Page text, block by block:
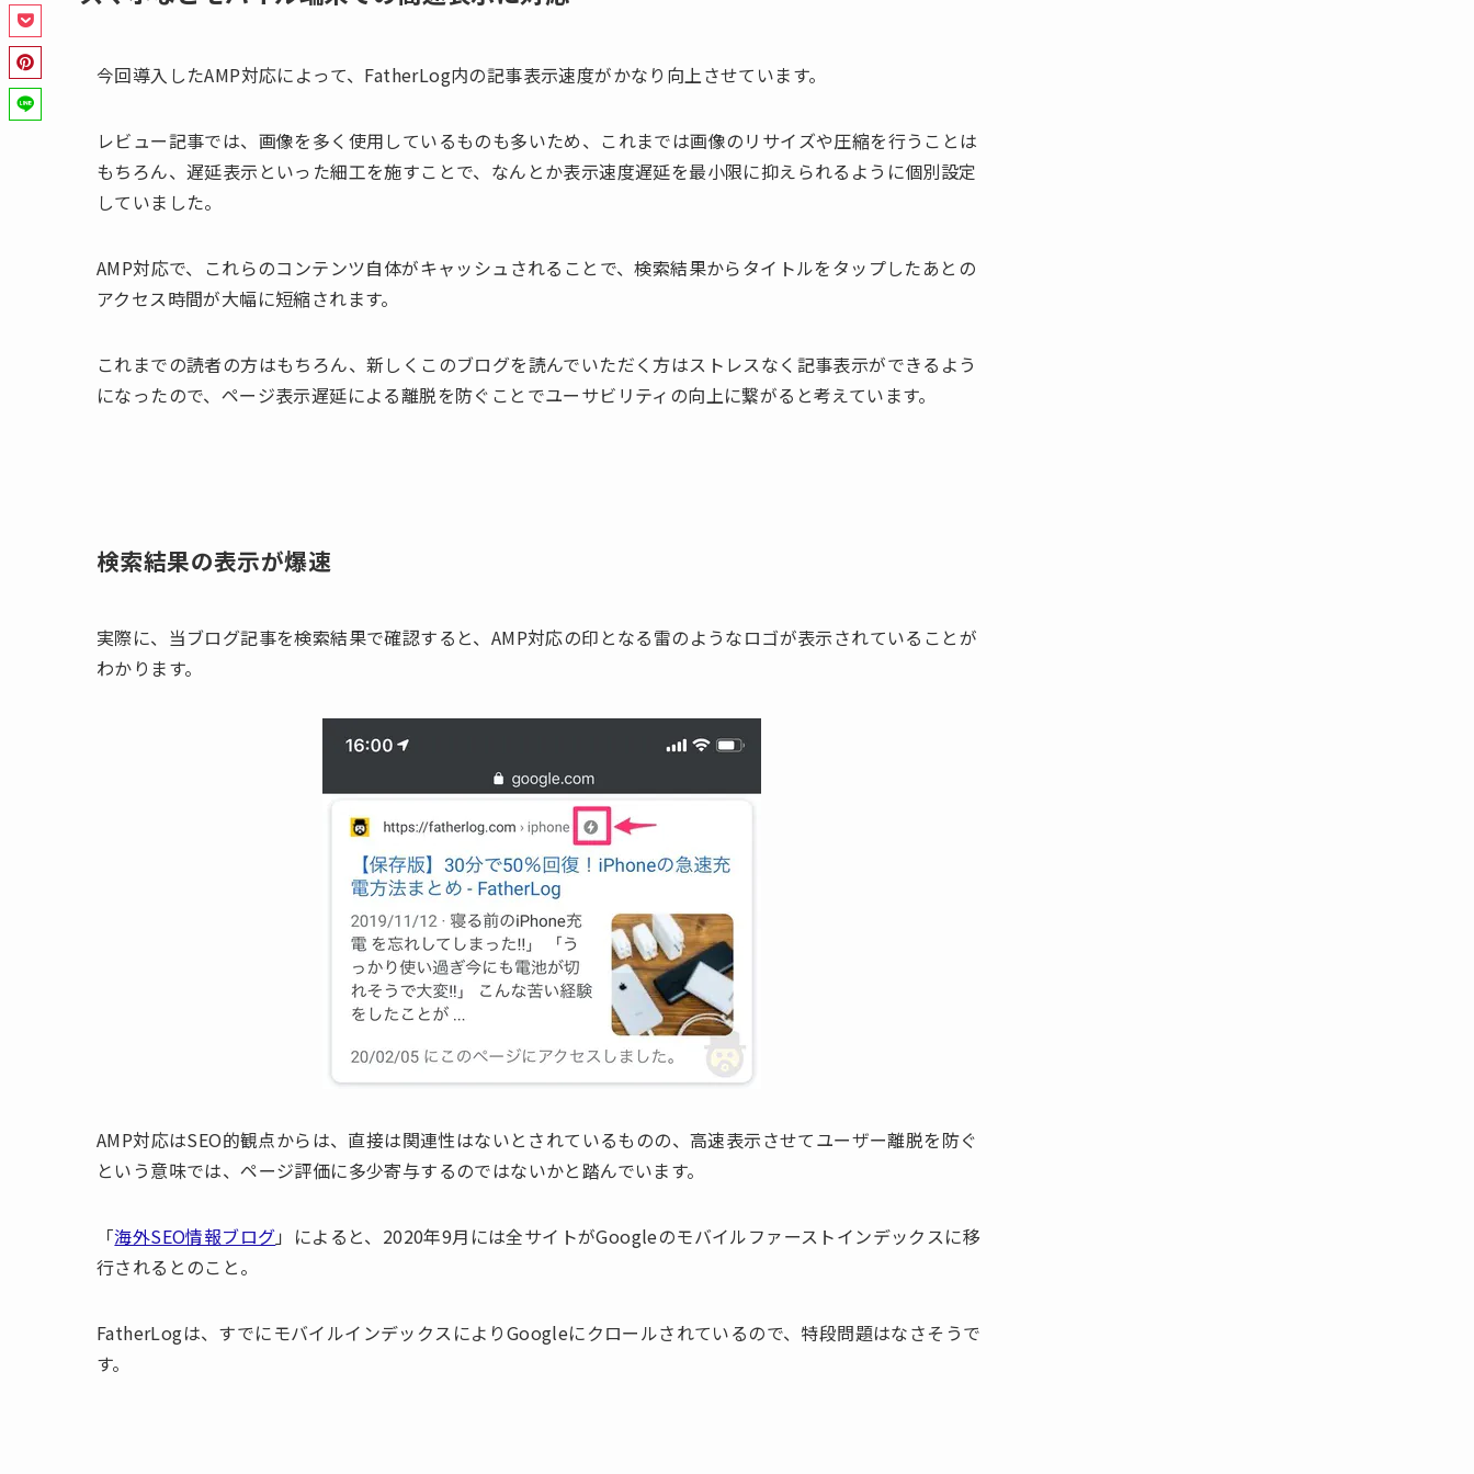
今回導入したAMP対応によって、FatherLog内の記事表示速度がかなり向上させています。
レビュー記事では、画像を多く使用しているものも多いため、これまでは画像のリサイズや圧縮を行うことは
もちろん、遅延表示といった細工を施すことで、なんとか表示速度遅延を最小限に抑えられるように個別設定
していました。
AMP対応で、これらのコンテンツ自体がキャッシュされることで、検索結果からタイトルをタップしたあとの
アクセス時間が大幅に短縮されます。
これまでの読者の方はもちろん、新しくこのブログを読んでいただく方はストレスなく記事表示ができるよう
になったので、ページ表示遅延による離脱を防ぐことでユーサビリティの向上に繋がると考えています。
検索結果の表示が爆速
実際に、当ブログ記事を検索結果で確認すると、AMP対応の印となる雷のようなロゴが表示されていることが
わかります。
AMP対応はSEO的観点からは、直接は関連性はないとされているものの、高速表示させてユーザー離脱を防ぐ
という意味では、ページ評価に多少寄与するのではないかと踏んでいます。
「海外SEO情報ブログ」によると、2020年9月には全サイトがGoogleのモバイルファーストインデックスに移
行されるとのこと。
FatherLogは、すでにモバイルインデックスによりGoogleにクロールされているので、特段問題はなさそうで
す。